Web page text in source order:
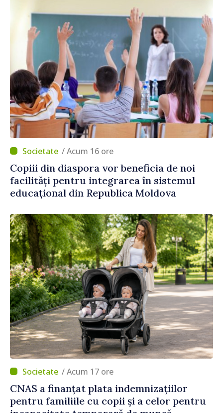
/ Acum 16 ore
Copiii din diaspora vor beneficia de noi
facilități pentru integrarea în sistemul
educațional din Republica Moldova
/ Acum 17 ore
CNAS a finanțat plata indemnizațiilor
pentru familiile cu copii și a celor pentru